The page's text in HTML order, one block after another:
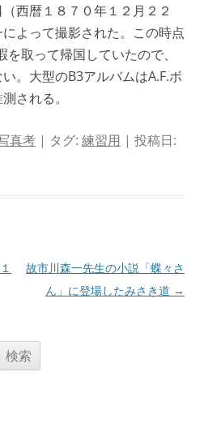
西暦１８７０年１２月２２
よって撮影された。この時点
を取って帰国していたので、
。大型のB3アルバムはA.F.ボ
される。
真考 | タグ: 練習用 | 投稿日:
故市川森一先生の小説「蝶々さ
ん」に登場したみさき道 →